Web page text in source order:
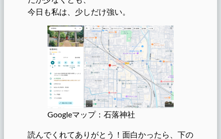
今日も私は、少しだけ強い。
Googleマップ：石落神社
読んでくれてありがとう！面白かったら、下の